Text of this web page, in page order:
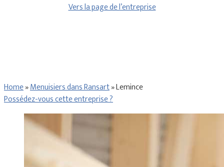
Vers la page de l’entreprise
Home»Menuisiers dans Ransart»Lemince
Possédez-vous cette entreprise ?